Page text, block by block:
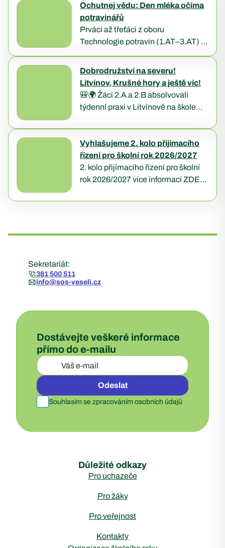
Ochutnej vědu: Den mléka očima
potravinářů
Prváci až třeťáci z oboru
Technologie potravin (1.AT–3.AT) si
zajímavým programem. Nejdříve
nahlédli pod pokličku kvality
mléčných výrobků díky prezentaci
Ing….
Dobrodružství na severu!
Litvínov, Krušné hory a ještě víc!
🎒🌍 Žáci 2.A a 2.B absolvovali
týdenní praxi v Litvínově na škole
pestrý program plný poznávání i
zážitků. ⛰️ Prošli…
Vyhlašujeme 2. kolo přijímacího
řízení pro školní rok 2026/2027
2. kolo přijímacího řízení pro školní
rok 2026/2027 vice informací ZDE:
rizeni/
Sekretariát:
381 500 511
info@sos-veseli.cz
Dostávejte veškeré informace
přímo do e-mailu
Odeslat
Souhlasím se zpracováním osobních údajů
Důležité odkazy
Pro uchazeče
Pro žáky
Pro veřejnost
Kontakty